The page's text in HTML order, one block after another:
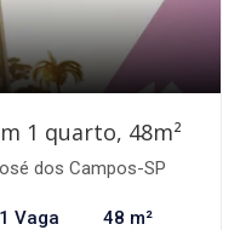
1 quarto, 48m²
dos Campos-SP
1 Vaga 48 m²